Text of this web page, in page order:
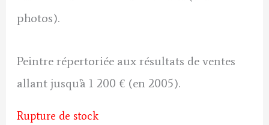
photos).
Peintre répertoriée aux résultats de ventes
allant jusqu'à 1 200 € (en 2005).
Rupture de stock